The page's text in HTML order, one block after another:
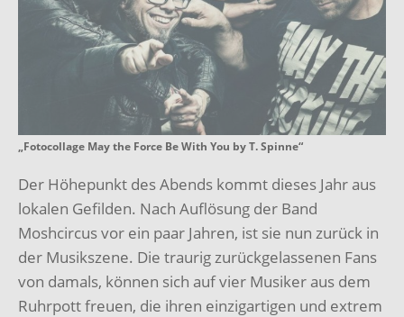
„Fotocollage May the Force Be With You by T. Spinne“
Der Höhepunkt des Abends kommt dieses Jahr aus
lokalen Gefilden. Nach Auflösung der Band
Moshcircus vor ein paar Jahren, ist sie nun zurück in
der Musikszene. Die traurig zurückgelassenen Fans
von damals, können sich auf vier Musiker aus dem
Ruhrpott freuen, die ihren einzigartigen und extrem